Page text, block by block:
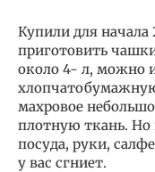
Купили для
приготовить
около 4- л, можно
махровое
плотную ткань.
посуда, руки,
у вас сгниет.